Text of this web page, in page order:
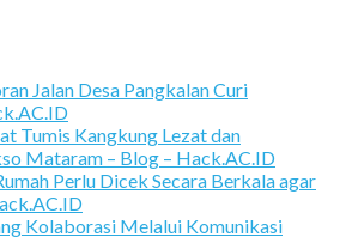
Jalan Desa Pangkalan Curi
Tumis Kangkung Lezat dan
Mataram – Blog – Hack.AC.ID
Perlu Dicek Secara Berkala agar
Kolaborasi Melalui Komunikasi